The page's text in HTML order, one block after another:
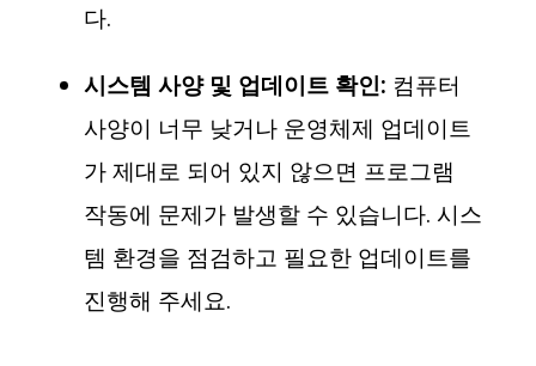
다.
시스템 사양 및 업데이트 확인: 컴퓨터
사양이 너무 낮거나 운영체제 업데이트
가 제대로 되어 있지 않으면 프로그램
작동에 문제가 발생할 수 있습니다. 시스
템 환경을 점검하고 필요한 업데이트를
진행해 주세요.